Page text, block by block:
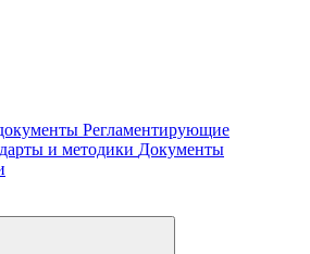
Регламентирующие
и методики Документы